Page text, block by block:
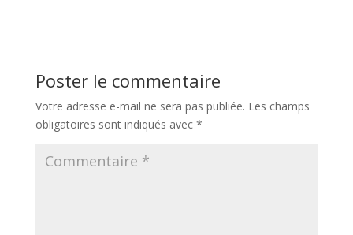
Poster le commentaire
Votre adresse e-mail ne sera pas publiée. Les champs
obligatoires sont indiqués avec *